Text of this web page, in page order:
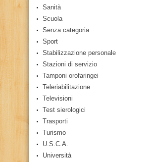
Sanità
Scuola
Senza categoria
Sport
Stabilizzazione personale
Stazioni di servizio
Tamponi orofaringei
Teleriabilitazione
Televisioni
Test sierologici
Trasporti
Turismo
U.S.C.A.
Università